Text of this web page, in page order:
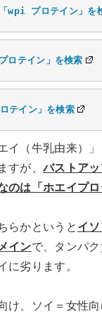
プロテイン」を
ロテイン」を検索
イン」を検索
イ（牛乳由来）
すが、バストア
のは「ホエイプロ
らかというと イ
インで、タンパ
に劣ります。
け、ソイ＝女性